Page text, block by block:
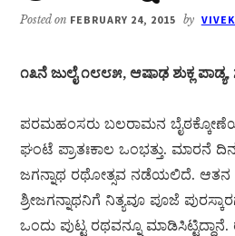
Posted on FEBRUARY 24, 2015 by
೧೩ನೆ ಜುಲೈ ೧೮೮೫, ಆಷಾಢ ಶುಕ್ಲ
ಪರಮಹಂಸರು ಬಲರಾಮನ
ಘಂಟೆ ಪ್ರಾತಃಕಾಲ ಒಂಭತ್ತು.
ಜಗನ್ನಾಥ ರಥೋತ್ಸವ ನಡೆಯಲಿದೆ.
ಶ್ರೀಜಗನ್ನಾಥನಿಗೆ ನಿತ್ಯವೂ ಪೂಜೆ
ಒಂದು ಪುಟ್ಟ ರಥವನ್ನೂ